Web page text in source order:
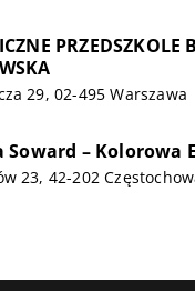
PRZEDSZKOLE
29, 02-495 Warszawa
Soward – Kolorowa
23, 42-202